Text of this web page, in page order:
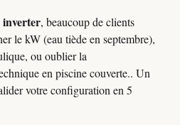
inverter, beaucoup de clients
le kW (eau tiède en septembre),
ou oublier la
en piscine couverte.. Un
votre configuration en 5